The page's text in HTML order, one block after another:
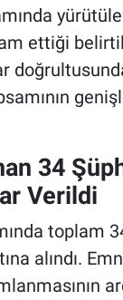
ettiği
34
Verildi
toplam
alındı.